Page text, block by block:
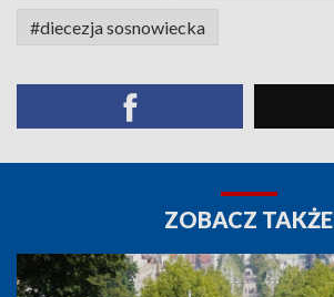
#diecezja sosnowiecka
ZOBACZ TAKŻE